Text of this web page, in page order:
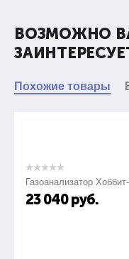
ВОЗМОЖНО
Похожие товары
Газоанализатор
23 040 руб.